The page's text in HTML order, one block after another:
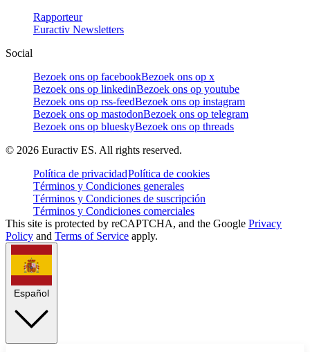
Rapporteur
Euractiv Newsletters
Social
Bezoek ons op facebookBezoek ons op x
Bezoek ons op linkedinBezoek ons op youtube
Bezoek ons op rss-feedBezoek ons op instagram
Bezoek ons op mastodonBezoek ons op telegram
Bezoek ons op blueskyBezoek ons op threads
© 2026 Euractiv ES. All rights reserved.
Política de privacidadPolítica de cookies
Términos y Condiciones generales
Términos y Condiciones de suscripción
Términos y Condiciones comerciales
This site is protected by reCAPTCHA, and the Google Privacy
Policy and Terms of Service apply.
Español